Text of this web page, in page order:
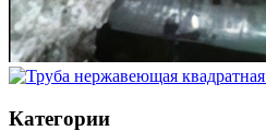
Категории